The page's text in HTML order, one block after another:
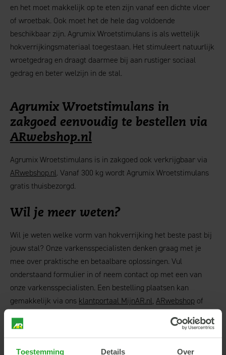
Toestemming Details Over
en het moet makkelijk op te eten zijn vanaf een dichte vloer
of wroetbak. Ook moet het de hele dag voldoende
beschikbaar zijn. Agrumix Wroetstimulans is als wettelijk
hokverrijkingsmateriaal toegestaan. Het stimuleert natuurlijk
wroetgedrag en draagt daarmee bij aan rustiger sociaal
gedrag en beter welzijn in de stal.
Agrumix Wroetstimulans in
zakgoed eenvoudig te bestellen via
ARwebshop.nl
Agrumix Wroetstimulans is in zakgoed ook verkrijgbaar via
ARwebshop.nl. Vanaf 300 kg wordt Agrumix Wroetstimulans
gratis thuisbezorgd.
Wil je meer weten?
Wil je weten welke vorm van hokverrijking het beste past bij
jouw stal? Onze varkensspecialisten denken graag met je
mee over praktische en betaalbare oplossingen. Vul
onderstaand formulier in of neem contact op met een van
onze varkensspecialisten. Een bestelling plaatsen kan
gemakkelijk via ons klantportaal MijnAR.nl, ARwebshop of
klantenservice@argroep.nl